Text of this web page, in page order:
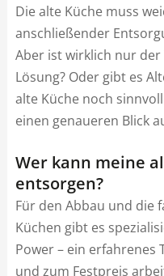
Die alte Küche muss
anschließender
Aber ist wirklich nur
Lösung? Oder gibt es
alte Küche noch
einen genaueren Blick
Wer kann meine
entsorgen?
Für den Abbau und die
Küchen gibt es
Power – ein erfahrenes
und zum Festpreis